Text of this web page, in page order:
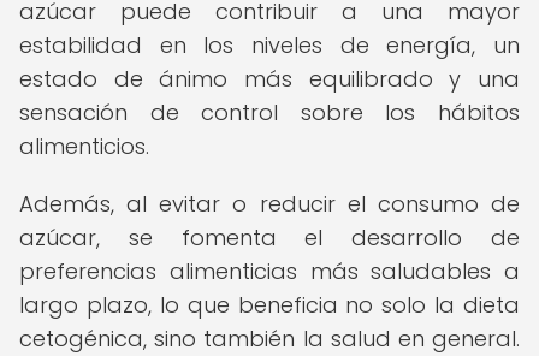
azúcar puede contribuir a una mayor
estabilidad en los niveles de energía, un
estado de ánimo más equilibrado y una
sensación de control sobre los hábitos
alimenticios.
Además, al evitar o reducir el consumo de
azúcar, se fomenta el desarrollo de
preferencias alimenticias más saludables a
largo plazo, lo que beneficia no solo la dieta
cetogénica, sino también la salud en general.